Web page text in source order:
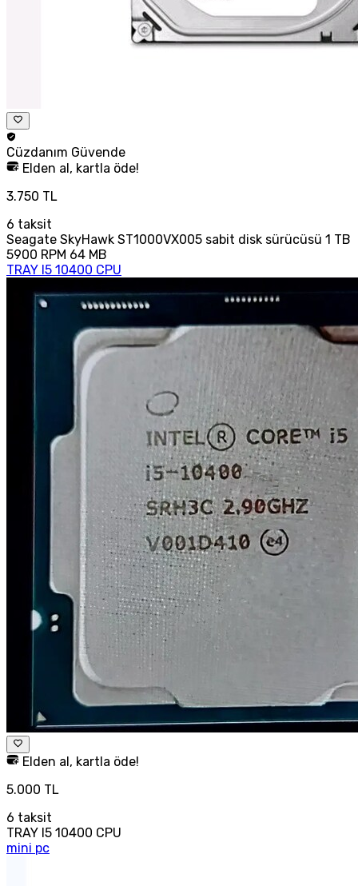
Cüzdanım Güvende
Elden al, kartla öde!
3.750 TL
6 taksit
Seagate SkyHawk ST1000VX005 sabit disk sürücüsü 1 TB
5900 RPM 64 MB
TRAY I5 10400 CPU
Elden al, kartla öde!
5.000 TL
6 taksit
TRAY I5 10400 CPU
mini pc